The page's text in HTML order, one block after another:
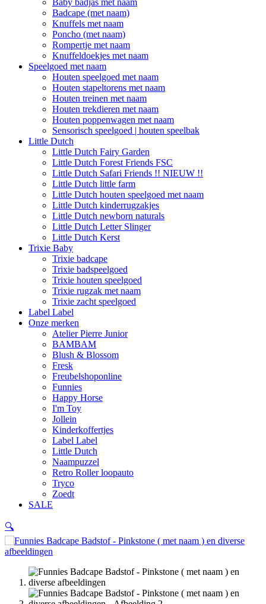
Baby badjas met naam
Badcape (met naam)
Knuffels met naam
Poncho (met naam)
Rompertje met naam
Knuffeldoekjes met naam
Speelgoed met naam
Houten speelgoed met naam
Houten stapeltorens met naam
Houten treinen met naam
Houten trekdieren met naam
Houten poppenwagen met naam
Sensorisch speelgoed | houten speelbak
Little Dutch
Little Dutch Fairy Garden
Little Dutch Forest Friends FSC
Little Dutch Safari Friends !! NIEUW !!
Little Dutch little farm
Little Dutch houten speelgoed met naam
Little Dutch kinderrugzakjes
Little Dutch newborn naturals
Little Dutch Letter Slinger
Little Dutch Kerst
Trixie Baby
Trixie badcape
Trixie badspeelgoed
Trixie houten speelgoed
Trixie rugzak met naam
Trixie zacht speelgoed
Label Label
Onze merken
Atelier Pierre Junior
BAMBAM
Blush & Blossom
Fresk
Freubelshoponline
Funnies
Happy Horse
I'm Toy
Jollein
Kinderkoffertjes
Label Label
Little Dutch
Naampuzzel
Retro Roller loopauto
Tryco
Zoedt
SALE
🔍